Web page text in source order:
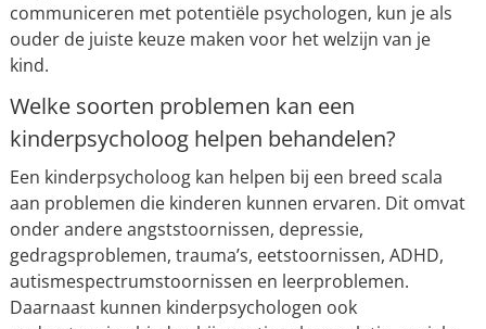
communiceren met potentiële psychologen, kun je als
ouder de juiste keuze maken voor het welzijn van je
kind.
Welke soorten problemen kan een
kinderpsycholoog helpen behandelen?
Een kinderpsycholoog kan helpen bij een breed scala
aan problemen die kinderen kunnen ervaren. Dit omvat
onder andere angststoornissen, depressie,
gedragsproblemen, trauma’s, eetstoornissen, ADHD,
autismespectrumstoornissen en leerproblemen.
Daarnaast kunnen kinderpsychologen ook